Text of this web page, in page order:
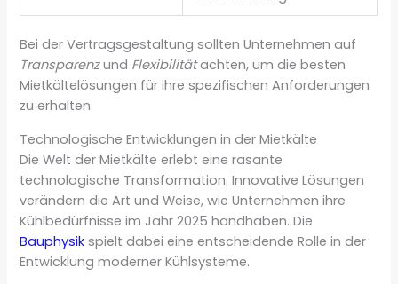
Bei der Vertragsgestaltung sollten Unternehmen auf
Transparenzund Flexibilitätachten, um die besten
Mietkältelösungen für ihre spezifischen Anforderungen
zu erhalten.
Technologische Entwicklungen in der Mietkälte
Die Welt der Mietkälte erlebt eine rasante
technologische Transformation. Innovative Lösungen
verändern die Art und Weise, wie Unternehmen ihre
Kühlbedürfnisse im Jahr 2025 handhaben. Die
Bauphysik spielt dabei eine entscheidende Rolle in der
Entwicklung moderner Kühlsysteme.